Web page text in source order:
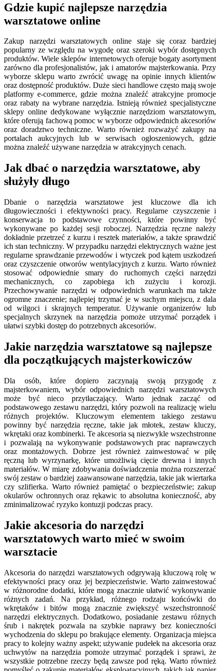
Gdzie kupić najlepsze narzędzia
warsztatowe online
Zakup narzędzi warsztatowych online staje się coraz bardziej
popularny ze względu na wygodę oraz szeroki wybór dostępnych
produktów. Wiele sklepów internetowych oferuje bogaty asortyment
zarówno dla profesjonalistów, jak i amatorów majsterkowania. Przy
wyborze sklepu warto zwrócić uwagę na opinie innych klientów
oraz dostępność produktów. Duże sieci handlowe często mają swoje
platformy e-commerce, gdzie można znaleźć atrakcyjne promocje
oraz rabaty na wybrane narzędzia. Istnieją również specjalistyczne
sklepy online dedykowane wyłącznie narzędziom warsztatowym,
które oferują fachową pomoc w wyborze odpowiednich akcesoriów
oraz doradztwo techniczne. Warto również rozważyć zakupy na
portalach aukcyjnych lub w serwisach ogłoszeniowych, gdzie
można znaleźć używane narzędzia w atrakcyjnych cenach.
Jak dbać o narzędzia warsztatowe, aby
służyły długo
Dbanie o narzędzia warsztatowe jest kluczowe dla ich
długowieczności i efektywności pracy. Regularne czyszczenie i
konserwacja to podstawowe czynności, które powinny być
wykonywane po każdej sesji roboczej. Narzędzia ręczne należy
dokładnie przetrzeć z kurzu i resztek materiałów, a także sprawdzić
ich stan techniczny. W przypadku narzędzi elektrycznych ważne jest
regularne sprawdzanie przewodów i wtyczek pod kątem uszkodzeń
oraz czyszczenie otworów wentylacyjnych z kurzu. Warto również
stosować odpowiednie smary do ruchomych części narzędzi
mechanicznych, co zapobiega ich zużyciu i korozji.
Przechowywanie narzędzi w odpowiednich warunkach ma także
ogromne znaczenie; najlepiej trzymać je w suchym miejscu, z dala
od wilgoci i skrajnych temperatur. Używanie organizerów lub
specjalnych skrzynek na narzędzia pomoże utrzymać porządek i
ułatwi szybki dostęp do potrzebnych akcesoriów.
Jakie narzędzia warsztatowe są najlepsze
dla początkujących majsterkowiczów
Dla osób, które dopiero zaczynają swoją przygodę z
majsterkowaniem, wybór odpowiednich narzędzi warsztatowych
może być nieco przytłaczający. Warto jednak zacząć od
podstawowego zestawu narzędzi, który pozwoli na realizację wielu
różnych projektów. Kluczowym elementem takiego zestawu
powinny być narzędzia ręczne, takie jak młotek, zestaw kluczy,
wkrętaki oraz kombinerki. Te akcesoria są niezwykle wszechstronne
i pozwalają na wykonywanie podstawowych prac naprawczych
oraz montażowych. Dobrze jest również zainwestować w piłę
ręczną lub wyrzynarkę, które umożliwią cięcie drewna i innych
materiałów. W miarę zdobywania doświadczenia można rozszerzać
swój zestaw o bardziej zaawansowane narzędzia, takie jak wiertarka
czy szlifierka. Warto również pamiętać o bezpieczeństwie; zakup
okularów ochronnych oraz rękawic to absolutna konieczność, aby
zminimalizować ryzyko kontuzji podczas pracy.
Jakie akcesoria do narzędzi
warsztatowych warto mieć w swoim
warsztacie
Akcesoria do narzędzi warsztatowych odgrywają kluczową rolę w
efektywności pracy oraz jej bezpieczeństwie. Warto zainwestować
w różnorodne dodatki, które mogą znacznie ułatwić wykonywanie
różnych zadań. Na przykład, różnego rodzaju końcówki do
wkrętaków i bitów mogą znacznie zwiększyć wszechstronność
narzędzi elektrycznych. Dodatkowo, posiadanie zestawu różnych
śrub i nakrętek pozwala na szybkie naprawy bez konieczności
wychodzenia do sklepu po brakujące elementy. Organizacja miejsca
pracy to kolejny ważny aspekt; używanie pudełek na akcesoria oraz
uchwytów na narzędzia pomoże utrzymać porządek i sprawi, że
wszystkie potrzebne rzeczy będą zawsze pod ręką. Warto również